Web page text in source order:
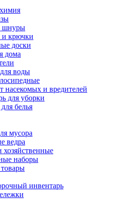
шнуры
крючки
доски
дома
воды
насекомых и вредителей
для уборки
белья
мусора
ведра
хозяйственные
наборы
инвентарь